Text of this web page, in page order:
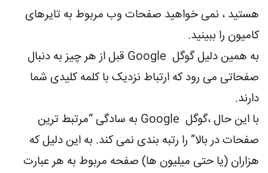
هستید ، نمی خواهید صفحات وب مربوط به تایرهای
کامیون را ببینید.
به همین دلیل گوگل Google قبل از هر چیز به دنبال
صفحاتی می رود که ارتباط نزدیک با کلمه کلیدی شما
دارند.
با این حال ،گوگل Google به سادگی “مرتبط ترین
صفحات در بالا” را رتبه بندی نمی کند. به این دلیل که
هزاران (یا حتی میلیون ها) صفحه مربوط به هر عبارت